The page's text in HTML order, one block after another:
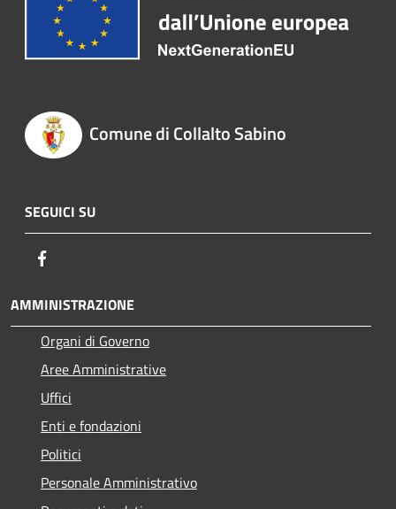
Comune di Collalto Sabino
SEGUICI SU
AMMINISTRAZIONE
Organi di Governo
Aree Amministrative
Uffici
Enti e fondazioni
Politici
Personale Amministrativo